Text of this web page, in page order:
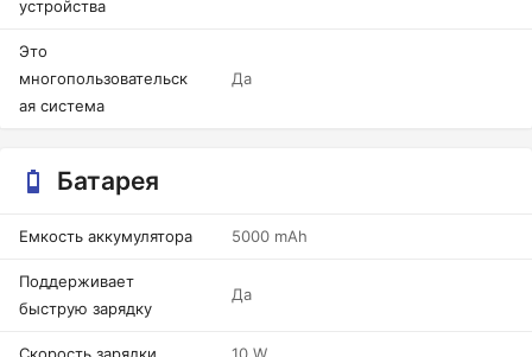
устройства
Это
многопользовательск
ая система
Да
Батарея
Емкость аккумулятора 5000 mAh
Поддерживает
быструю зарядку
Да